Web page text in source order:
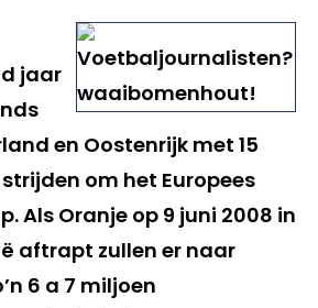
jaar
en Oostenrijk met 15
om het Europees
Als Oranje op 9 juni 2008 in
aftrapt zullen er naar
6 a 7 miljoen